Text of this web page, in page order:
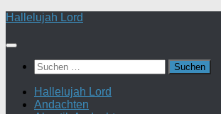
Zum
springen
Hallelujah Lord
Suchen
nach:
Hallelujah Lord
Andachten